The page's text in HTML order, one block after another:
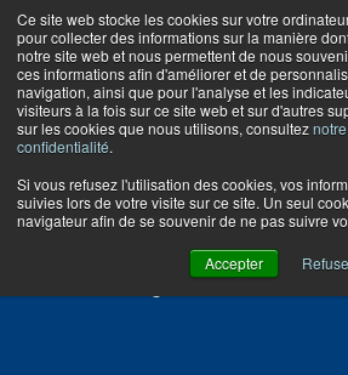
Ce site web stocke les cookies sur votre
pour collecter des informations sur la manière
notre site web et nous permettent de nous
ces informations afin d'améliorer et de
navigation, ainsi que pour l'analyse et les
visiteurs à la fois sur ce site web et sur d'autres
sur les cookies que nous utilisons, consultez
confidentialité.
Si vous refusez l'utilisation des cookies, vos
suivies lors de votre visite sur ce site. Un seul
navigateur afin de se souvenir de ne pas suivre
Accepter
NOTRE ÉQUIPE